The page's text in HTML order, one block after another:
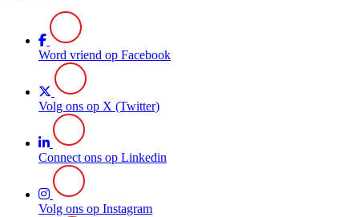
Word vriend op Facebook
Volg ons op X (Twitter)
Connect ons op Linkedin
Volg ons op Instagram